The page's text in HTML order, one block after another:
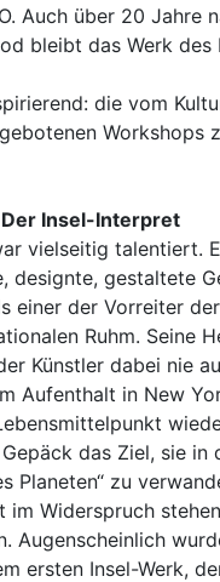
Auch über 20 Jahre
bleibt das Werk des
die vom
Workshops
Insel-Interpret
vielseitig talentiert.
designte, gestaltete
einer der Vorreiter
Ruhm. Seine
Künstler dabei nie
Aufenthalt in New
das Ziel, sie in
Planeten“ zu
im Widerspruch
Augenscheinlich
ersten Insel-Werk,